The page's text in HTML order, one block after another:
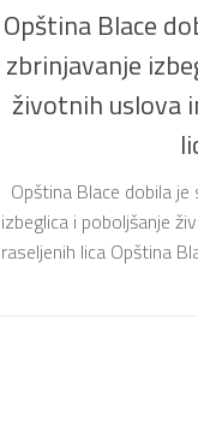
Opština Blace
zbrinjavanje
životnih uslova
Opština Blace dobila
izbeglica i poboljšanje
raseljenih lica Opština